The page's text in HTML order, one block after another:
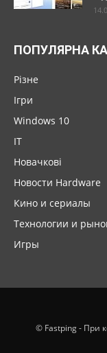
ПОПУЛЯРНА
Різне
Ігри
Windows 10
IT
Новачкові
Новости Hardware
Кино и сериалы
Технологии и
Игры
© Fastping - При